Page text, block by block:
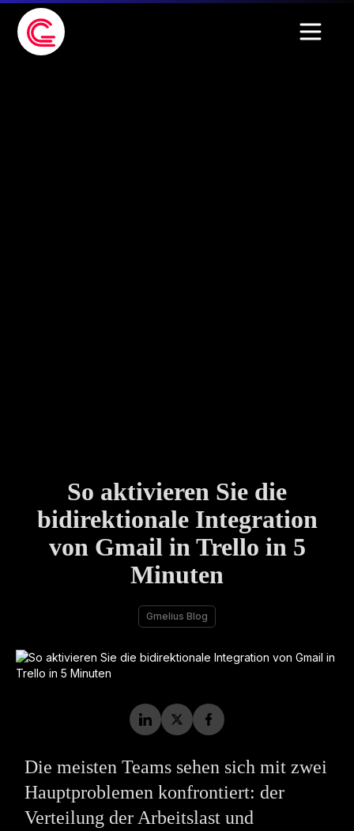
So aktivieren Sie die
bidirektionale Integration
von Gmail in Trello in 5
Minuten
Gmelius Blog
Die meisten Teams sehen sich mit zwei
Hauptproblemen konfrontiert: der
Verteilung der Arbeitslast und